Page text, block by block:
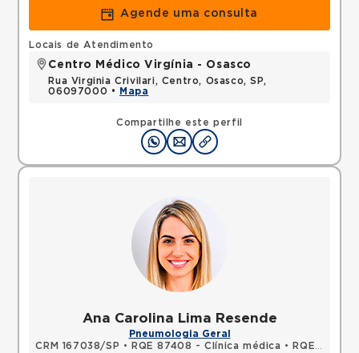
Agende uma consulta
Compartilhe este perfil
Locais de Atendimento
Centro Médico Virgínia - Osasco
Rua Virginia Crivilari, Centro, Osasco, SP,
06097000 •
Mapa
Ana Carolina Lima Resende
Pneumologia Geral
CRM 167038/SP • RQE 87408 - Clínica médica •
RQE 87409 - Pneumologia